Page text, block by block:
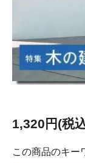
1,320円(税
この商品のキー